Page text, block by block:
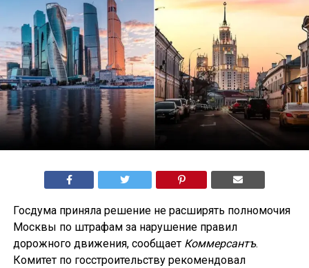
Госдума приняла решение не расширять полномочия
Москвы по штрафам за нарушение правил
дорожного движения, сообщает Коммерсантъ.
Комитет по госстроительству рекомендовал